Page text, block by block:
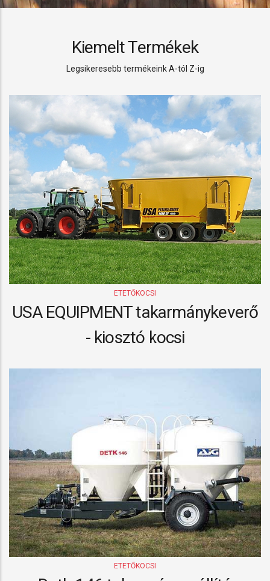
Kiemelt Termékek
Legsikeresebb termékeink A-tól Z-ig
ETETŐKOCSI
USA EQUIPMENT takarmánykeverő
- kiosztó kocsi
ETETŐKOCSI